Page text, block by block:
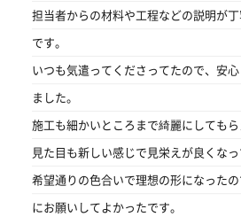
担当者からの材料や工程などの説明が
です。
いつも気遣ってくださってたので、安
ました。
施工も細かいところまで綺麗にしてもら
見た目も新しい感じで見栄えが良くな
希望通りの色合いで理想の形になった
にお願いしてよかったです。